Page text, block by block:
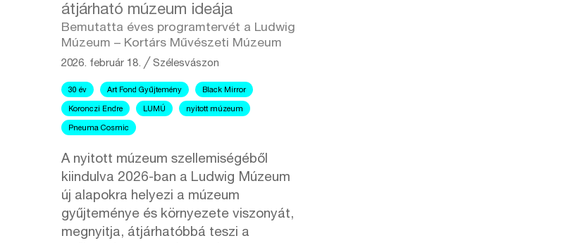
átjárható múzeum ideája
Bemutatta éves programtervét a Ludwig
Múzeum – Kortárs Művészeti Múzeum
2026. február 18. ╱Szélesvászon
30 év Art Fond Gyűjtemény Black Mirror
Koronczi Endre LUMÚ nyitott múzeum
Pneuma Cosmic
A nyitott múzeum szellemiségéből
kiindulva 2026-ban a Ludwig Múzeum
új alapokra helyezi a múzeum
gyűjteménye és környezete viszonyát,
megnyitja, átjárhatóbbá teszi a